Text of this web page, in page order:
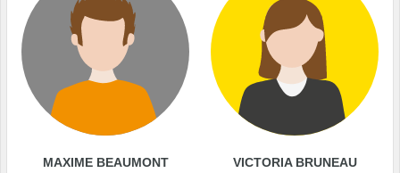
MAXIME BEAUMONT VICTORIA BRUNEAU